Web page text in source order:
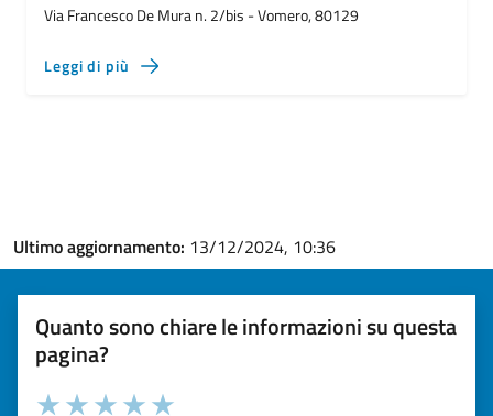
Via Francesco De Mura n. 2/bis - Vomero, 80129
Leggi di più
Ultimo aggiornamento: 13/12/2024, 10:36
Quanto sono chiare le informazioni su questa
pagina?
Valuta la chiarezza delle informazioni (da 1 a 5 stelle)
Seleziona il numero di stelle per valutare la chiarezza delle